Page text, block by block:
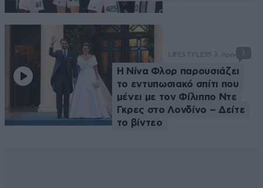
LIFESTYLE55 λ. πριν
Η Νίνα Φλορ παρουσιάζει
το εντυπωσιακό σπίτι που
μένει με τον Φίλιππο Ντε
Γκρες στο Λονδίνο – Δείτε
το βίντεο